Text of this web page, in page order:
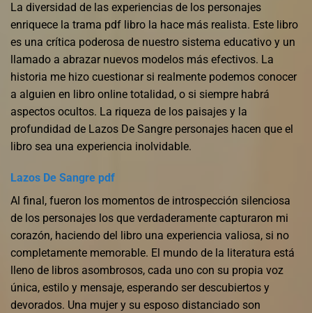
La diversidad de las experiencias de los personajes
enriquece la trama pdf libro la hace más realista. Este libro
es una crítica poderosa de nuestro sistema educativo y un
llamado a abrazar nuevos modelos más efectivos. La
historia me hizo cuestionar si realmente podemos conocer
a alguien en libro online​ totalidad, o si siempre habrá
aspectos ocultos. La riqueza de los paisajes y la
profundidad de Lazos De Sangre personajes hacen que el
libro sea una experiencia inolvidable.
Lazos De Sangre pdf
Al final, fueron los momentos de introspección silenciosa
de los personajes los que verdaderamente capturaron mi
corazón, haciendo del libro una experiencia valiosa, si no
completamente memorable. El mundo de la literatura está
lleno de libros asombrosos, cada uno con su propia voz
única, estilo y mensaje, esperando ser descubiertos y
devorados. Una mujer y su esposo distanciado son